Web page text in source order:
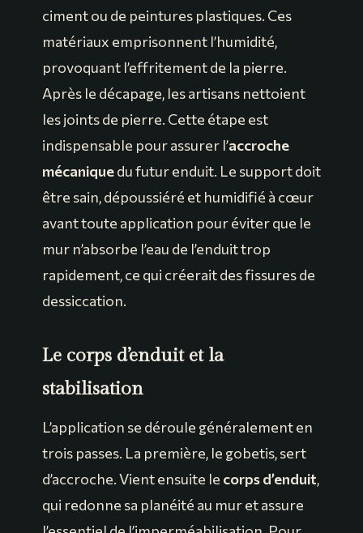
ciment ou de peintures plastiques. Ces
matériaux emprisonnent l’humidité,
provoquant l’effritement de la pierre.
Après le décapage, les artisans nettoient
les joints de pierre. Cette étape est
indispensable pour assurer l’accroche
mécaniquedu futur enduit. Le support doit
être sain, dépoussiéré et humidifié à cœur
avant toute application pour éviter que le
mur n’absorbe l’eau de l’enduit trop
rapidement, ce qui créerait des fissures de
dessiccation.
Le corps d’enduit et la
stabilisation
L’application se déroule généralement en
trois passes. La première, le gobetis, sert
d’accroche. Vient ensuite le corps d’enduit,
qui redonne sa planéité au mur et assure